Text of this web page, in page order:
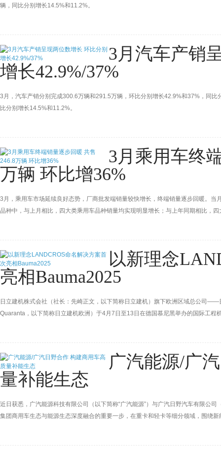
辆，同比分别增长14.5%和11.2%。
3月汽车产销
增长42.9%/37%
3月，汽车产销分别完成300.6万辆和291.5万辆，环比分别增长42.9%和37%，同
比分别增长14.5%和11.2%。
3月乘用车终
万辆 环比增36%
3月，乘用车市场延续良好态势，厂商批发端销量较快增长，终端销量逐步回暖。
品种中，与上月相比，四大类乘用车品种销量均实现明显增长；与上年同期相比，
以新理念
亮相Bauma2025
日立建机株式会社（社长：先崎正文，以下简称日立建机）旗下欧洲区域总公司
Quaranta，以下简称日立建机欧洲）于4月7日至13日在德国慕尼黑举办的国际工程
广汽能源/广
量补能生态
近日获悉，广汽能源科技有限公司（以下简称“广汽能源”）与广汽日野汽车有限公
集团商用车生态与能源生态深度融合的重要一步，在重卡和轻卡等细分领域，围绕